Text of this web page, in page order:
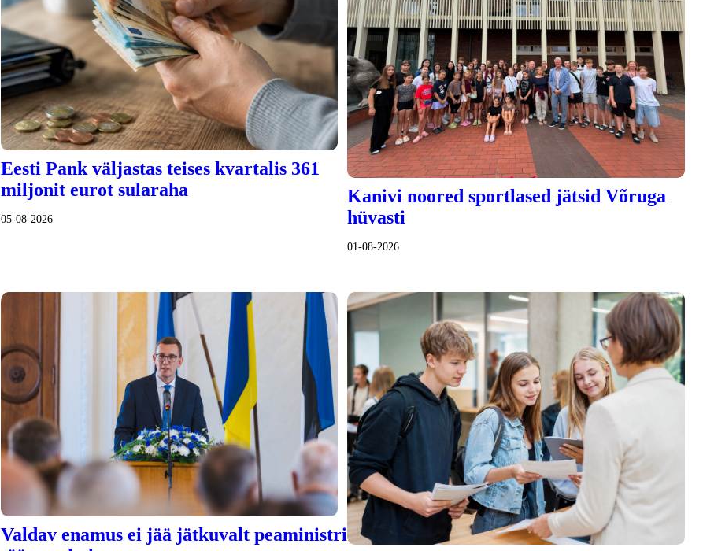
Eesti Pank väljastas teises kvartalis 361
miljonit eurot sularaha
05-08-2026
Kanivi noored sportlased jätsid Võruga
hüvasti
01-08-2026
Valdav enamus ei jää jätkuvalt peaministri